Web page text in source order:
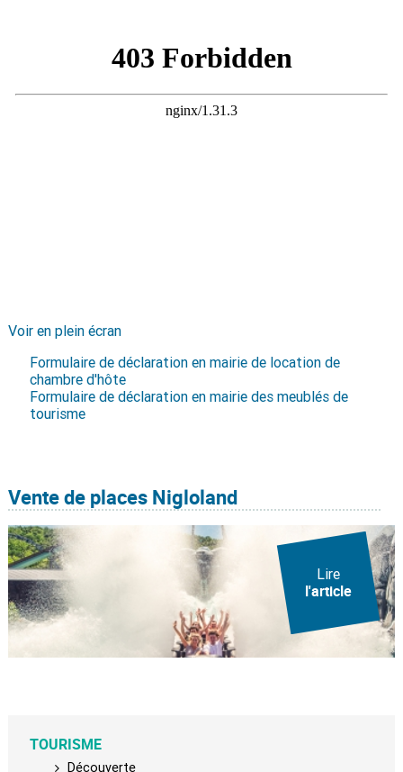
Voir en plein écran
Formulaire de déclaration en mairie de location de
chambre d'hôte
Formulaire de déclaration en mairie des meublés de
tourisme
Vente de places Nigloland
Lire
l'article
TOURISME
Découverte